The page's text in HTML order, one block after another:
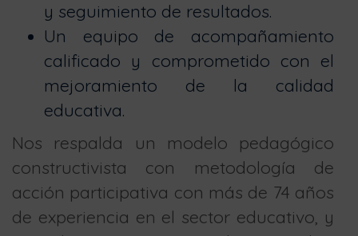
y seguimiento de resultados.
Un equipo de acompañamiento
calificado y comprometido con el
mejoramiento de la calidad
educativa.
Nos respalda un modelo pedagógico
constructivista con metodología de
acción participativa con más de 74 años
de experiencia en el sector educativo, y